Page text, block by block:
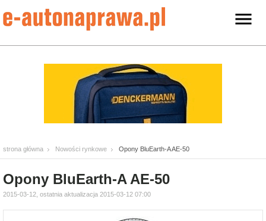
strona główna Nowości rynkowe Opony BluEarth-A AE-50
Opony BluEarth-A AE-50
2015-03-12, ostatnia aktualizacja 2015-03-12 07:00